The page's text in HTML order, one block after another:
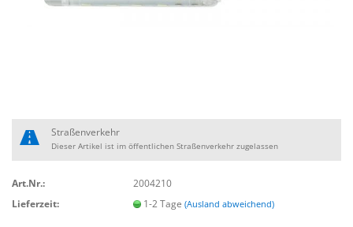
Art.Nr.:
2004210
Lieferzeit:
1-2 Tage(Ausland abweichend)
Straßenverkehr
Dieser Artikel ist im öffentlichen Straßenverkehr zugelassen